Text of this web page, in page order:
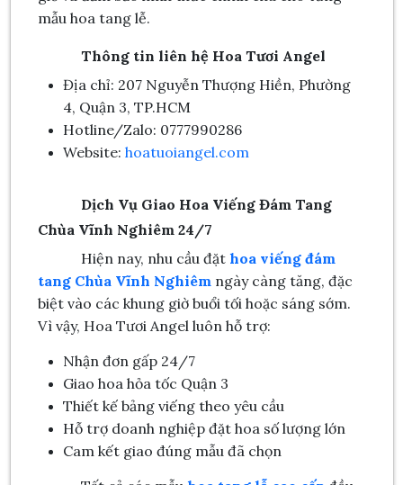
mẫu hoa tang lễ.
Thông tin liên hệ Hoa Tươi Angel
Địa chỉ: 207 Nguyễn Thượng Hiền, Phường
4, Quận 3, TP.HCM
Hotline/Zalo: 0777990286
Website: hoatuoiangel.com
Dịch Vụ Giao Hoa Viếng Đám Tang
Chùa Vĩnh Nghiêm 24/7
Hiện nay, nhu cầu đặt hoa viếng đám
tang Chùa Vĩnh Nghiêm ngày càng tăng, đặc
biệt vào các khung giờ buổi tối hoặc sáng sớm.
Vì vậy, Hoa Tươi Angel luôn hỗ trợ:
Nhận đơn gấp 24/7
Giao hoa hỏa tốc Quận 3
Thiết kế bảng viếng theo yêu cầu
Hỗ trợ doanh nghiệp đặt hoa số lượng lớn
Cam kết giao đúng mẫu đã chọn